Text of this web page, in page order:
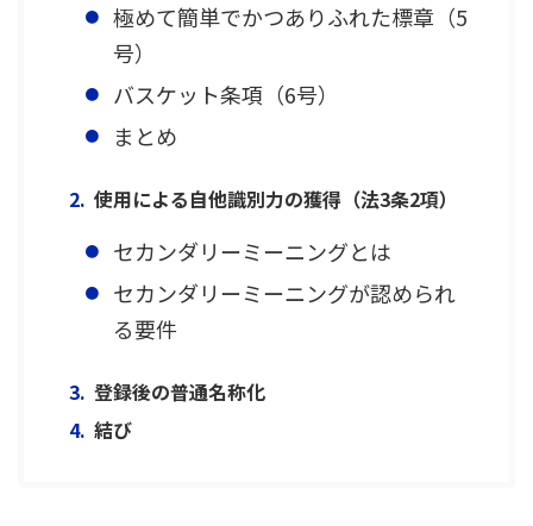
極めて簡単でかつありふれた標章（5
号）
バスケット条項（6号）
まとめ
使用による自他識別力の獲得（法3条2項）
セカンダリーミーニングとは
セカンダリーミーニングが認められ
る要件
登録後の普通名称化
結び